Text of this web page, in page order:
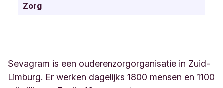
Zorg
Sevagram is een ouderenzorgorganisatie in Zuid-
Limburg. Er werken dagelijks 1800 mensen en 1100